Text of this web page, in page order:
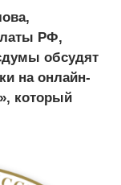
РФ,
обсудят
на онлайн-
который